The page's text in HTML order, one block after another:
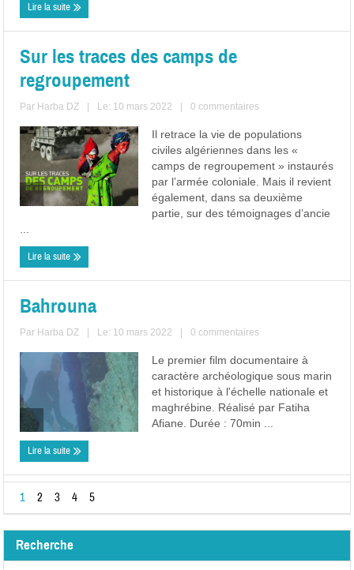
Lire la suite
Sur les traces des camps de
regroupement
Par Harba DZ Le: 10 mars 2022 0 commentaires
Il retrace la vie de populations
civiles algériennes dans les «
camps de regroupement » instaurés
par l’armée coloniale. Mais il revient
également, dans sa deuxième
partie, sur des témoignages d’ancie
Lire la suite
Bahrouna
Par Harba DZ Le: 10 mars 2022 0 commentaires
Le premier film documentaire à
caractère archéologique sous marin
et historique à l'échelle nationale et
maghrébine. Réalisé par Fatiha
Afiane. Durée : 70min ...
Lire la suite
1 2 3 4 5
Recherche